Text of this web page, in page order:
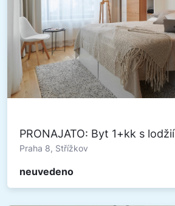
PRONAJATO: Byt 1+kk s lodžií
Praha 8, Střížkov
neuvedeno